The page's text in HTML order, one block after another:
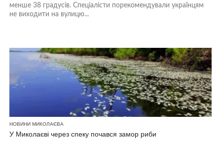
менше 38 градусів. Спеціалісти порекомендували українцям
не виходити на вулицю...
НОВИНИ МИКОЛАЄВА
У Миколаєві через спеку почався замор риби